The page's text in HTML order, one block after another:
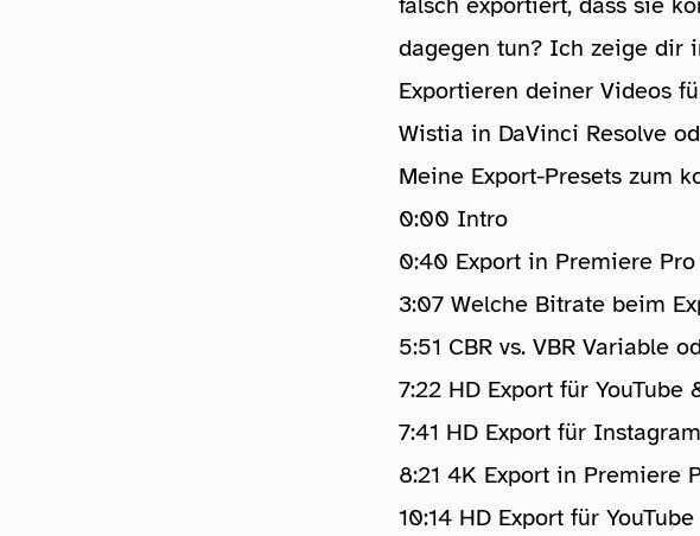
dagegen tun? Ich zeige dir
Exportieren deiner Videos
Wistia in DaVinci Resolve
Meine Export-Presets zum
0:00 Intro
0:40 Export in Premiere Pro
3:07 Welche Bitrate beim
5:51 CBR vs. VBR Variable
7:22 HD Export für YouTube
7:41 HD Export für
8:21 4K Export in Premiere
10:14 HD Export für